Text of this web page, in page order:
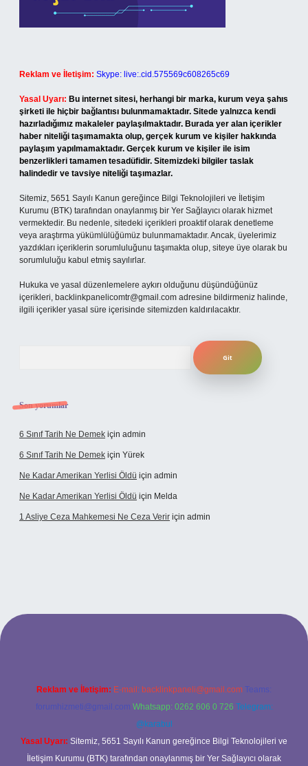
Reklam ve İletişim: Skype: live:.cid.575569c608265c69
Yasal Uyarı: Bu internet sitesi, herhangi bir marka, kurum veya şahıs
şirketi ile hiçbir bağlantısı bulunmamaktadır. Sitede yalnızca kendi
hazırladığımız makaleler paylaşılmaktadır. Burada yer alan içerikler
haber niteliği taşımamakta olup, gerçek kurum ve kişiler hakkında
paylaşım yapılmamaktadır. Gerçek kurum ve kişiler ile isim
benzerlikleri tamamen tesadüfidir. Sitemizdeki bilgiler taslak
halindedir ve tavsiye niteliği taşımazlar.
Sitemiz, 5651 Sayılı Kanun gereğince Bilgi Teknolojileri ve İletişim
Kurumu (BTK) tarafından onaylanmış bir Yer Sağlayıcı olarak hizmet
vermektedir. Bu nedenle, sitedeki içerikleri proaktif olarak denetleme
veya araştırma yükümlülüğümüz bulunmamaktadır. Ancak, üyelerimiz
yazdıkları içeriklerin sorumluluğunu taşımakta olup, siteye üye olarak bu
sorumluluğu kabul etmiş sayılırlar.
Hukuka ve yasal düzenlemelere aykırı olduğunu düşündüğünüz
içerikleri, backlinkpanelicomtr@gmail.com adresine bildirmeniz halinde,
ilgili içerikler yasal süre içerisinde sitemizden kaldırılacaktır.
Son yorumlar
6 Sınıf Tarih Ne Demek için admin
6 Sınıf Tarih Ne Demek için Yürek
Ne Kadar Amerikan Yerlisi Öldü için admin
Ne Kadar Amerikan Yerlisi Öldü için Melda
1 Asliye Ceza Mahkemesi Ne Ceza Verir için admin
Reklam ve İletişim: E-mail: backlinkpaneli@gmail.com Teams:
forumhizmeti@gmail.com Whatsapp: 0262 606 0 726 Telegram:
@karabul
Yasal Uyarı: Sitemiz, 5651 Sayılı Kanun gereğince Bilgi Teknolojileri ve
İletişim Kurumu (BTK) tarafından onaylanmış bir Yer Sağlayıcı olarak